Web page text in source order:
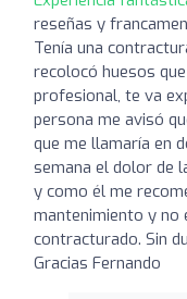
reseñas y
Tenía una
recolocó huesos
profesional, te va
persona me avisó
que me llamaría en
semana el dolor de
y como él me
mantenimiento y no
contracturado. Sin
Gracias Fernando